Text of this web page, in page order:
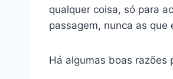
qualquer coisa, só para
passagem, nunca as
Há algumas boas razões